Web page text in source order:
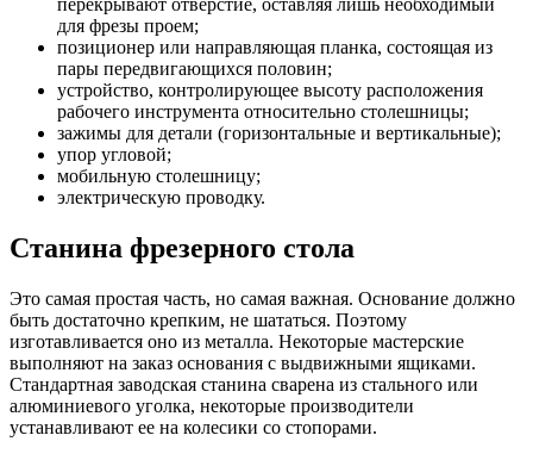
для фрезы проем;
позиционер или направляющая планка, состоящая из
пары передвигающихся половин;
устройство, контролирующее высоту расположения
рабочего инструмента относительно столешницы;
зажимы для детали (горизонтальные и вертикальные);
упор угловой;
мобильную столешницу;
электрическую проводку.
Станина фрезерного стола
Это самая простая часть, но самая важная. Основание должно
быть достаточно крепким, не шататься. Поэтому
изготавливается оно из металла. Некоторые мастерские
выполняют на заказ основания с выдвижными ящиками.
Стандартная заводская станина сварена из стального или
алюминиевого уголка, некоторые производители
устанавливают ее на колесики со стопорами.